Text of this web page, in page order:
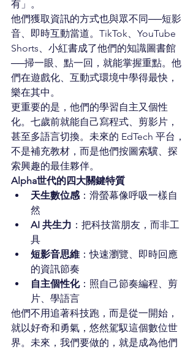
有」。
他們獲取資訊的方式也與眾不同──短影
音、即時互動當道。TikTok、YouTube
Shorts、小紅書成了他們的知識圖書館
──掃一眼、點一回，就能掌握重點。他
們在遊戲化、互動式環境中學得最快，
樂在其中。
更重要的是，他們的學習自主又個性
化。七歲前就能自己寫程式、剪影片，
甚至多語言切換。未來的 EdTech 平台，
不是補充教材，而是他們按圖索驥、探
索興趣的最佳夥伴。
Alpha世代的四大關鍵特質
天生數位感 ：滑螢幕像呼吸一樣自
然
AI 共生力 ：把科技當朋友，而非工
具
短影音思維 ：快速瀏覽、即時回應
的資訊節奏
自主個性化：照自己節奏編程、剪
片、學語言
他們不用追著科技跑，而是從一開始，
就以好奇和勇氣，悠然駕馭這個數位世
界。未來，我們要做的，就是成為他們